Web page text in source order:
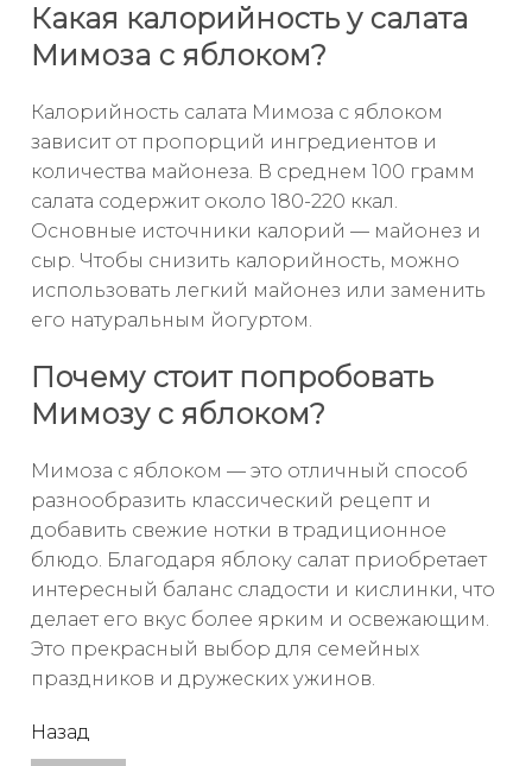
Какая калорийность у салата
Мимоза с яблоком?
Калорийность салата Мимоза с яблоком
зависит от пропорций ингредиентов и
количества майонеза. В среднем 100 грамм
салата содержит около 180-220 ккал.
Основные источники калорий — майонез и
сыр. Чтобы снизить калорийность, можно
использовать легкий майонез или заменить
его натуральным йогуртом.
Почему стоит попробовать
Мимозу с яблоком?
Мимоза с яблоком — это отличный способ
разнообразить классический рецепт и
добавить свежие нотки в традиционное
блюдо. Благодаря яблоку салат приобретает
интересный баланс сладости и кислинки, что
делает его вкус более ярким и освежающим.
Это прекрасный выбор для семейных
праздников и дружеских ужинов.
читать
Назад